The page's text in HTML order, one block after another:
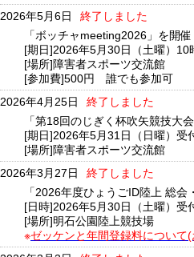
2026年5月6日
終了しました
「ボッチャmeeting2026」を開
[期日]2026年5月30日（土曜）10
[場所]障害者スポーツ交流館
[参加費]500円 誰でも参加可
2026年4月25日
終了しました
「第18回のじぎく杯吹矢競技大
[期日]2026年5月31日（日曜）受
[場所]障害者スポーツ交流館
2026年3月27日
終了しました
「2026年度ひょうごID陸上 総
[日時]2026年5月30日（土曜）受
[場所]明石公園陸上競技場
※ゼッケンと年間登録料について